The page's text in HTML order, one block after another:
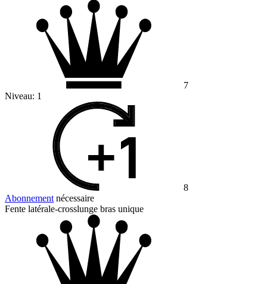
7
Niveau: 1
8
Abonnement nécessaire
Fente latérale-crosslunge bras unique